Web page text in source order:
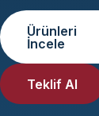
Ürünleri
İncele
Teklif Al